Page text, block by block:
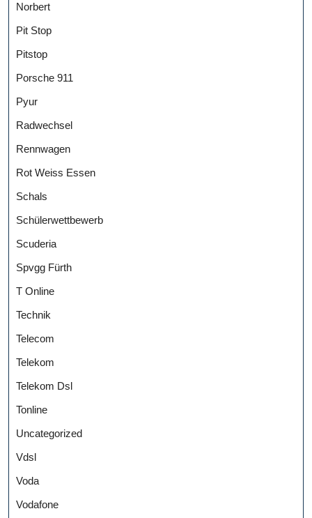
Norbert
Pit Stop
Pitstop
Porsche 911
Pyur
Radwechsel
Rennwagen
Rot Weiss Essen
Schals
Schülerwettbewerb
Scuderia
Spvgg Fürth
T Online
Technik
Telecom
Telekom
Telekom Dsl
Tonline
Uncategorized
Vdsl
Voda
Vodafone